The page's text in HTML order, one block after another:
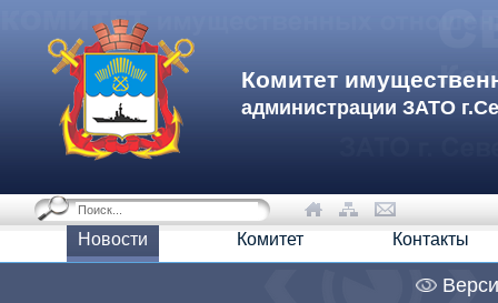
Комитет
администрации ЗАТО
Новости Комитет Контакты